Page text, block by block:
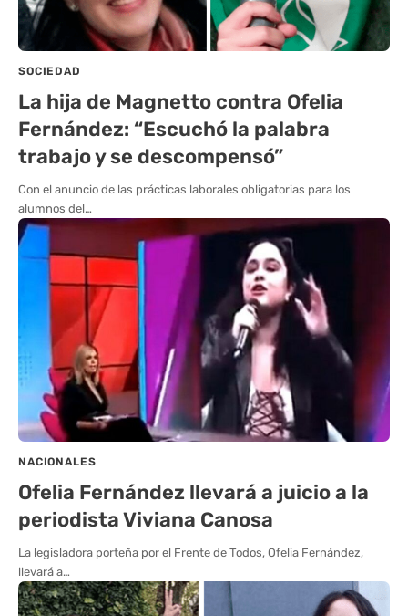
SOCIEDAD
La hija de Magnetto contra Ofelia
Fernández: “Escuchó la palabra
trabajo y se descompensó”
Con el anuncio de las prácticas laborales obligatorias para los
alumnos del…
NACIONALES
Ofelia Fernández llevará a juicio a la
periodista Viviana Canosa
La legisladora porteña por el Frente de Todos, Ofelia Fernández,
llevará a…